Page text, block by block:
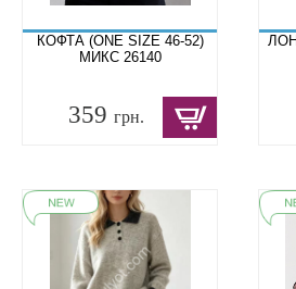
КОФТА (ONE SIZE 46-52)
МИКС 26140
359 грн.